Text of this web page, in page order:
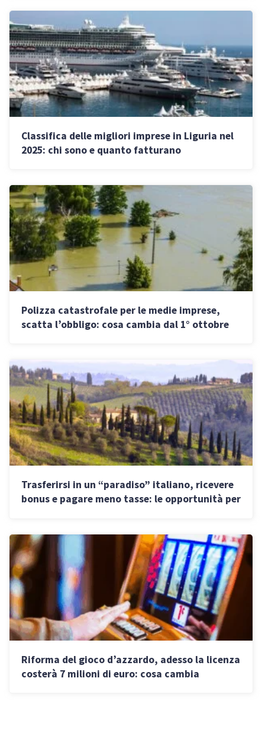
Classifica delle migliori imprese in Liguria nel
2025: chi sono e quanto fatturano
Polizza catastrofale per le medie imprese,
scatta l’obbligo: cosa cambia dal 1° ottobre
Trasferirsi in un “paradiso” italiano, ricevere
bonus e pagare meno tasse: le opportunità per
Riforma del gioco d’azzardo, adesso la licenza
costerà 7 milioni di euro: cosa cambia